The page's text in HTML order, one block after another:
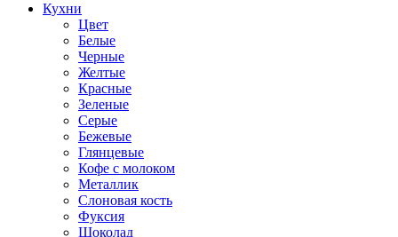
Кухни
Цвет
Белые
Черные
Желтые
Красные
Зеленые
Серые
Бежевые
Глянцевые
Кофе с молоком
Металлик
Слоновая кость
Фуксия
Шоколад